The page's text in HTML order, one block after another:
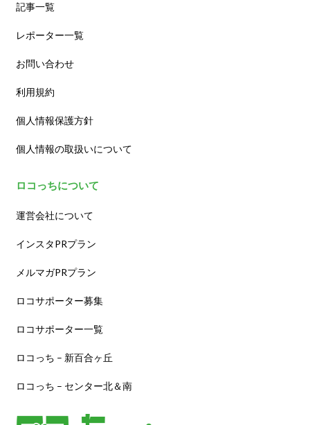
記事一覧
レポーター一覧
お問い合わせ
利用規約
個人情報保護方針
個人情報の取扱いについて
ロコっちについて
運営会社について
インスタPRプラン
メルマガPRプラン
ロコサポーター募集
ロコサポーター一覧
ロコっち – 新百合ヶ丘
ロコっち – センター北＆南